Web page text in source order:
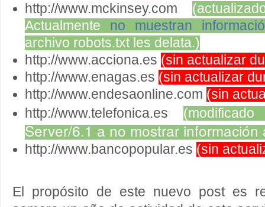
http://www.mckinsey.com
Actualmente no muestran
archivo robots.txt les delata.)
http://www.acciona.es (sin actualizar
http://www.enagas.es (sin actualizar
http://www.endesaonline.com (sin
http://www.telefonica.es
Server/6.1 a no mostrar información
http://www.bancopopular.es (sin
El propósito de este nuevo post es